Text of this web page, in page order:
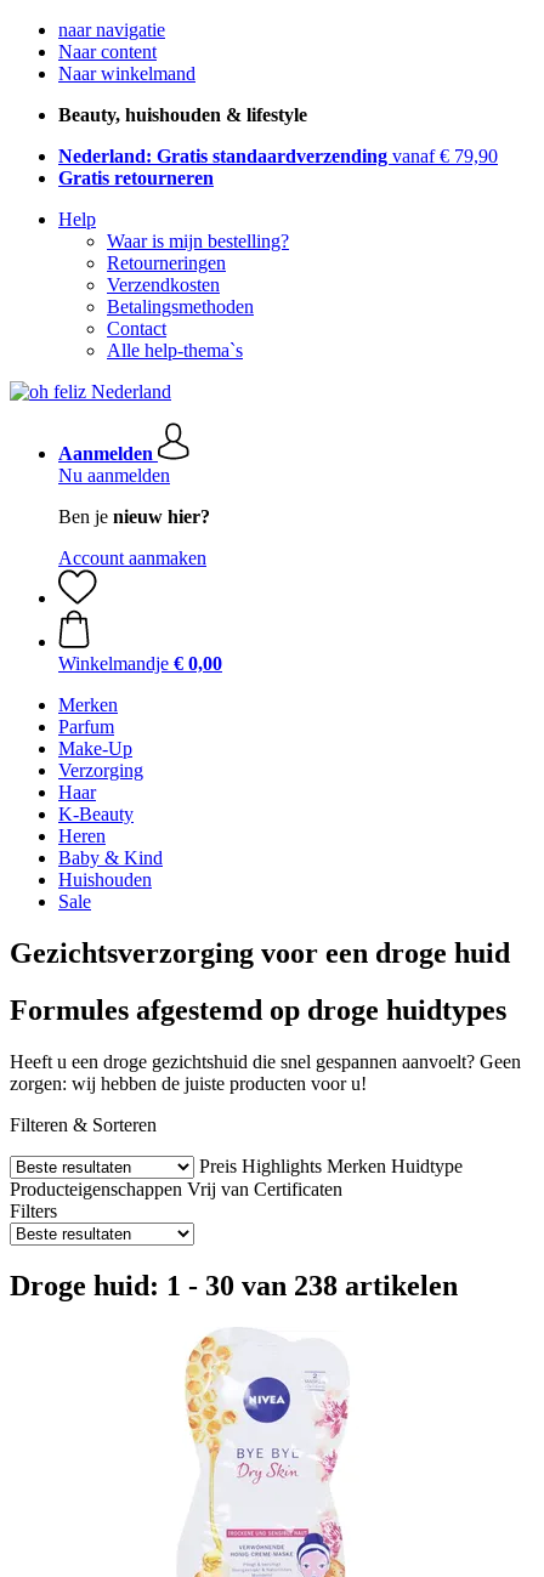
naar navigatie
Naar content
Naar winkelmand
Beauty, huishouden & lifestyle
Nederland: Gratis standaardverzending vanaf € 79,90
Gratis retourneren
Help
Waar is mijn bestelling?
Retourneringen
Verzendkosten
Betalingsmethoden
Contact
Alle help-thema`s
Aanmelden
Nu aanmelden
Ben je nieuw hier?
Account aanmaken
Winkelmandje € 0,00
Merken
Parfum
Make-Up
Verzorging
Haar
K-Beauty
Heren
Baby & Kind
Huishouden
Sale
Gezichtsverzorging voor een droge huid
Formules afgestemd op droge huidtypes
Heeft u een droge gezichtshuid die snel gespannen aanvoelt? Geen
zorgen: wij hebben de juiste producten voor u!
Filteren & Sorteren
Preis Highlights Merken Huidtype
Producteigenschappen Vrij van Certificaten
Filters
Droge huid: 1 - 30 van 238 artikelen